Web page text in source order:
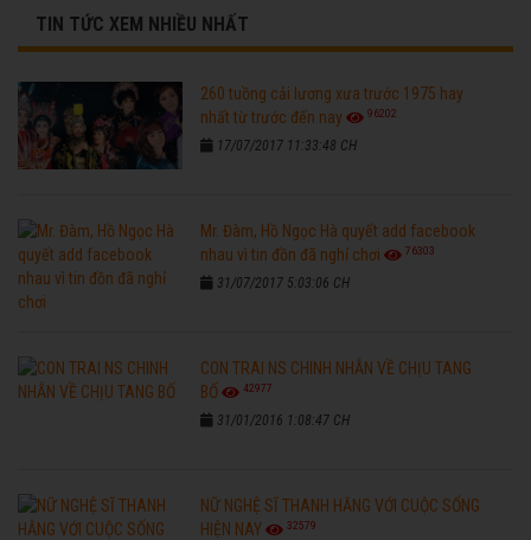
TIN TỨC XEM NHIỀU NHẤT
260 tuồng cải lương xưa trước 1975 hay
nhất từ trước đến nay
96202
17/07/2017 11:33:48 CH
Mr. Đàm, Hồ Ngọc Hà quyết add facebook
nhau vì tin đồn đã nghỉ chơi
76303
31/07/2017 5:03:06 CH
CON TRAI NS CHINH NHẪN VỀ CHỊU TANG
BỐ
42977
31/01/2016 1:08:47 CH
NỮ NGHỆ SĨ THANH HẰNG VỚI CUỘC SỐNG
HIỆN NAY
32579